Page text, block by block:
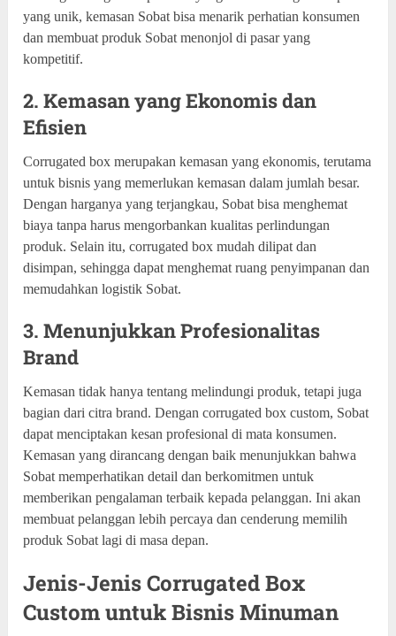
yang unik, kemasan Sobat bisa menarik perhatian konsumen
dan membuat produk Sobat menonjol di pasar yang
kompetitif.
2. Kemasan yang Ekonomis dan
Efisien
Corrugated box merupakan kemasan yang ekonomis, terutama
untuk bisnis yang memerlukan kemasan dalam jumlah besar.
Dengan harganya yang terjangkau, Sobat bisa menghemat
biaya tanpa harus mengorbankan kualitas perlindungan
produk. Selain itu, corrugated box mudah dilipat dan
disimpan, sehingga dapat menghemat ruang penyimpanan dan
memudahkan logistik Sobat.
3. Menunjukkan Profesionalitas
Brand
Kemasan tidak hanya tentang melindungi produk, tetapi juga
bagian dari citra brand. Dengan corrugated box custom, Sobat
dapat menciptakan kesan profesional di mata konsumen.
Kemasan yang dirancang dengan baik menunjukkan bahwa
Sobat memperhatikan detail dan berkomitmen untuk
memberikan pengalaman terbaik kepada pelanggan. Ini akan
membuat pelanggan lebih percaya dan cenderung memilih
produk Sobat lagi di masa depan.
Jenis-Jenis Corrugated Box
Custom untuk Bisnis Minuman